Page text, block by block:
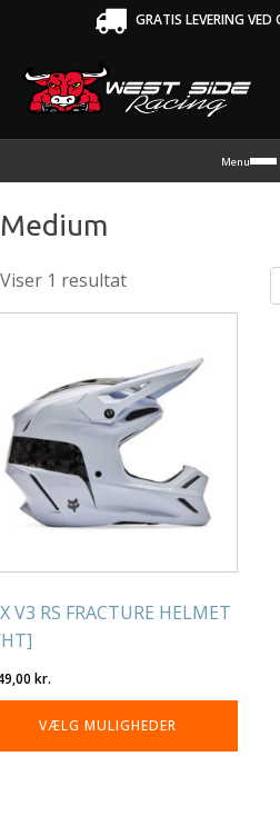
GRATIS LEVERING VED
Menu
Medium
Viser 1 resultat
V3 RS FRACTURE HELMET
kr.
VÆLG MULIGHEDER